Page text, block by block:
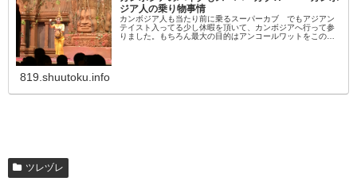
ジア人の乗り物事情
カンボジア人も当たり前に乗るスーパーカブ でもアジアン
テイスト入ってる少し休暇を頂いて、カンボジアへ行って参
りました。もちろん最大の目的はアンコールワットをこの目
819.shuutoku.info
ツレヅレ